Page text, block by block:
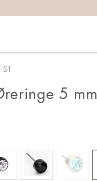
5 mm